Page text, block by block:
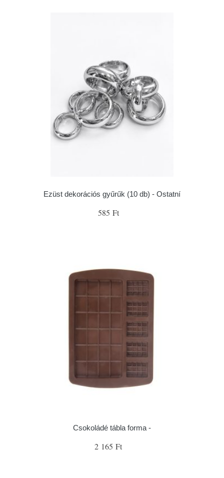
Ezüst dekorációs gyűrűk (10 db) - Ostatní
585 Ft
Csokoládé tábla forma -
2 165 Ft